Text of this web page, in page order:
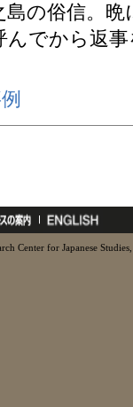
島の俗信。
んでから返
Center for Japanese